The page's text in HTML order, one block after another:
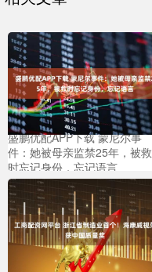
盛鹏优配APP下载 蒙尼尔事
件：她被母亲监禁25年，被救
时忘记身份，忘记语言